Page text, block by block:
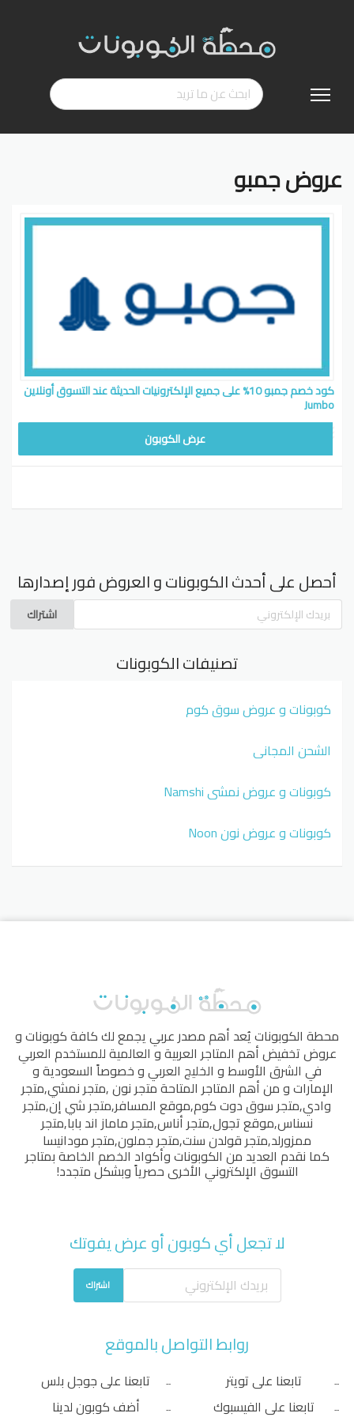
إلى
عروض جمبو
كود خصم جمبو 10% على جميع الإلكترونيات الحديثة عند التسوق أونلاين
Jumbo
عرض الكوبون
أحصل على أحدث الكوبونات و العروض فور إصدارها
اشتراك
تصنيفات الكوبونات
كوبونات و عروض سوق كوم
الشحن المجاني
كوبونات و عروض نمشي Namshi
كوبونات و عروض نون Noon
محطة الكوبوناتيُعد أهم مصدر عربي يجمع لك كافة كوبونات و
عروض تخفيض أهم المتاجر العربية و العالمية للمستخدم العربي
في الشرق الأوسط و الخليج العربي و خصوصاً السعودية و
الإمارات و من أهم المتاجر المتاحةمتجر نون,متجر نمشي,متجر
وادي,متجر سوق دوت كوم,موقع المسافر,متجر شي إن,متجر
نسناس,موقع تجول,متجر أناس,متجر ماماز اند بابا,متجر
ممزورلد,متجر قولدن سنت,متجر جملون,متجر مودانيسا
كما نقدم العديد من الكوبونات وأكواد الخصم الخاصة بمتاجر
التسوق الإلكتروني الأخرى حصرياً وبشكل متجدد!
لا تجعل أي كوبون أو عرض يفوتك
اشتراك
روابط التواصل بالموقع
تابعنا على تويتر
تابعنا على الفيسبوك
تابعنا على جوجل بلس
أضف كوبون لدينا